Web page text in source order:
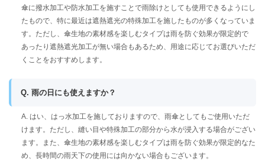
傘に撥水加工や防水加工を施すことで雨除けとしても使用できるようにし
たもので、特に最近は遮熱遮光の特殊加工を施したものが多くなっていま
す。ただし、傘生地の素材感を楽しむタイプは雨を防ぐ効果が限定的で
あったり遮熱遮光加工が無い場合もあるため、用途に応じてお選びいただ
くことをおすすめします。
Q. 雨の日にも使えますか？
A. はい、はっ水加工を施しておりますので、雨傘としてもご使用いただ
けます。ただし、縫い目や特殊加工の部分から水が浸入する場合がござい
ます。また、傘生地の素材感を楽しむタイプは雨を防ぐ効果が限定的なた
め、長時間の雨天下の使用には向かない場合もございます。